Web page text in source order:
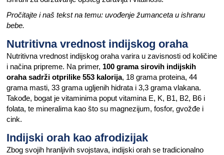
Pročitajte i naš tekst na temu: uvođenje žumanceta u ishranu
bebe.
Nutritivna vrednost indijskog oraha
Nutritivna vrednost indijskog oraha varira u zavisnosti od količine
i načina pripreme. Na primer, 100 grama sirovih indijskih
oraha sadrži otprilike 553 kalorija, 18 grama proteina, 44
grama masti, 33 grama ugljenih hidrata i 3,3 grama vlakana.
Takođe, bogat je vitaminima poput vitamina E, K, B1, B2, B6 i
folata, te mineralima kao što su magnezijum, fosfor, gvožđe i
cink.
Indijski orah kao afrodizijak
Zbog svojih hranljivih svojstava, indijski orah se tradicionalno